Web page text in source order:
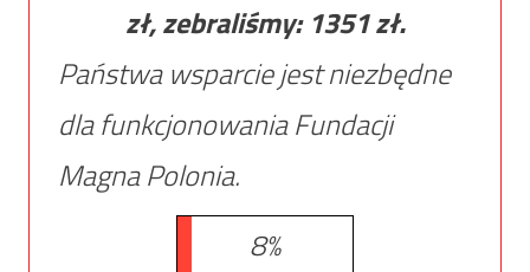
zł, zebraliśmy: 1351zł.
Państwa wsparcie jest niezbędne
dla funkcjonowania Fundacji
Magna Polonia.
8%